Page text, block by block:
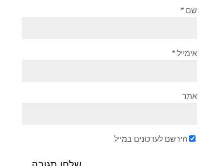
שם *
אימייל *
אתר
הירשם לעדכונים במייל